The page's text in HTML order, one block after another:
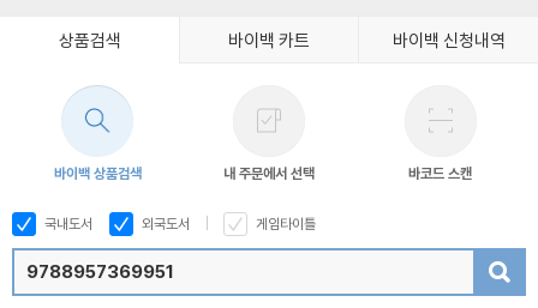
상품검색 바이백 카트 바이백 신청내역
바이백 상품검색 내 주문에서 선택 바코드 스캔
국내도서 외국도서 게임타이틀